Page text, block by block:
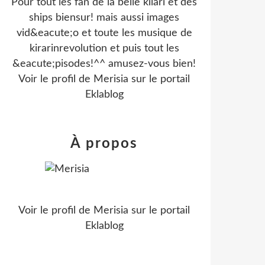
Pour tout les fan de la belle kilari et des
ships biensur! mais aussi images
vid&eacute;o et toute les musique de
kirarinrevolution et puis tout les
&eacute;pisodes!^^ amusez-vous bien!
Voir le profil de Merisia sur le portail
Eklablog
À propos
Voir le profil de Merisia sur le portail
Eklablog